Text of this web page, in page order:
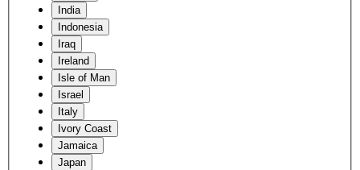
India
Indonesia
Iraq
Ireland
Isle of Man
Israel
Italy
Ivory Coast
Jamaica
Japan